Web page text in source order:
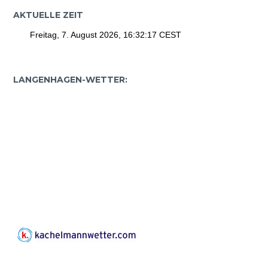
AKTUELLE ZEIT
LANGENHAGEN-WETTER: